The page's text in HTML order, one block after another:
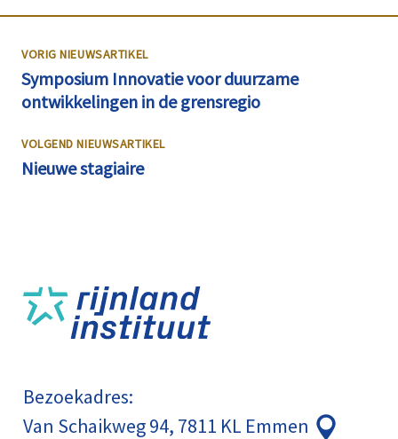
VORIG NIEUWSARTIKEL
Symposium Innovatie voor duurzame
ontwikkelingen in de grensregio
VOLGEND NIEUWSARTIKEL
Nieuwe stagiaire
Bezoekadres:
Van Schaikweg 94, 7811 KL Emmen